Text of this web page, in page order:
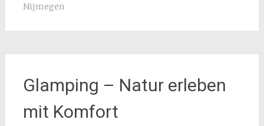
Nijmegen
Glamping – Natur erleben
mit Komfort